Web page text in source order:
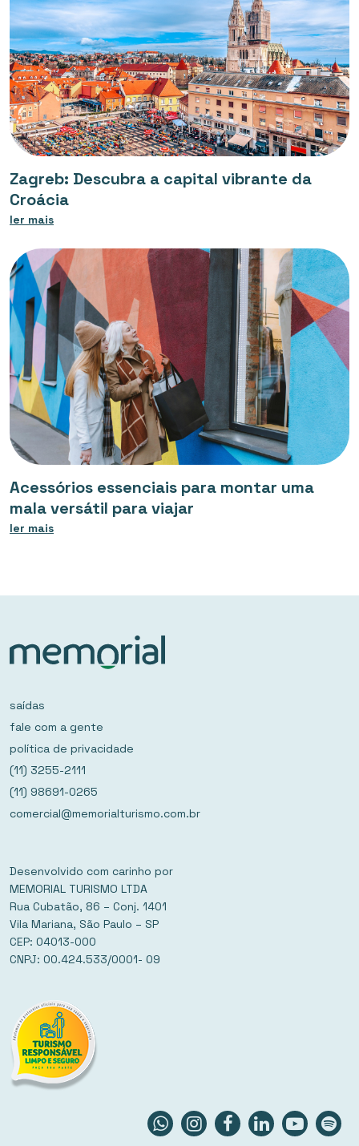
Zagreb: Descubra a capital vibrante da
Croácia
ler mais
Acessórios essenciais para montar uma
mala versátil para viajar
ler mais
saídas
fale com a gente
política de privacidade
(11) 3255-2111
(11) 98691-0265
comercial@memorialturismo.com.br
Desenvolvido com carinho por
MEMORIAL TURISMO LTDA
Rua Cubatão, 86 – Conj. 1401
Vila Mariana, São Paulo – SP
CEP: 04013-000
CNPJ: 00.424.533/0001- 09